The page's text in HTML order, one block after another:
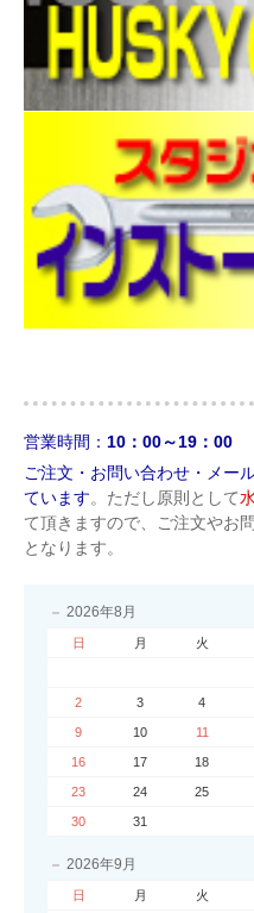
営業時間： 10：00～19：00
ご注文・お問い合わせ・メー
ています。ただし原則として
て頂きますので、ご注文やお
となります。
2026年8月
日 月 火
2 3 4
9 10 11
16 17 18
23 24 25
30 31
2026年9月
日 月 火